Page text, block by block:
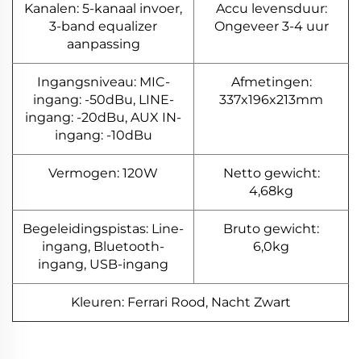
Kanalen: 5-kanaal invoer,
3-band equalizer
aanpassing
Accu levensduur:
Ongeveer 3-4 uur
Ingangsniveau: MIC-
ingang: -50dBu, LINE-
ingang: -20dBu, AUX IN-
ingang: -10dBu
Afmetingen:
337x196x213mm
Vermogen: 120W
Netto gewicht:
4,68kg
Begeleidingspistas: Line-
ingang, Bluetooth-
ingang, USB-ingang
Bruto gewicht:
6,0kg
Kleuren: Ferrari Rood, Nacht Zwart